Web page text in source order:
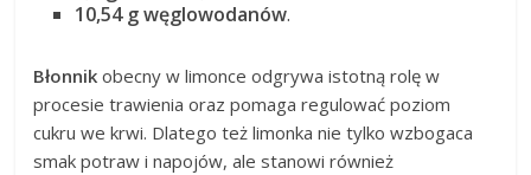
10,54 g węglowodanów.
Błonnik obecny w limonce odgrywa istotną rolę w
procesie trawienia oraz pomaga regulować poziom
cukru we krwi. Dlatego też limonka nie tylko wzbogaca
smak potraw i napojów, ale stanowi również